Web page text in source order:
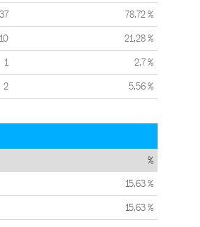
37 78,72 %
10 21,28 %
1 2,7 %
2 5,56 %
%
15,63 %
15,63 %